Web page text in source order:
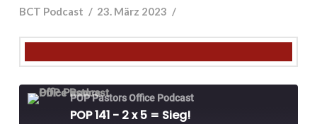
BCT Podcast 23. März 2023
POP Pastors Office Podcast
POP 141 - 2 x 5 = Sieg!